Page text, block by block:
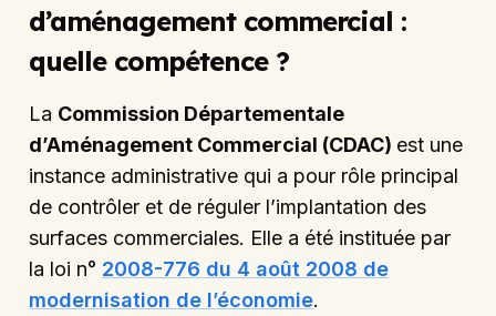
d’aménagement commercial :
quelle compétence ?
La Commission Départementale
d’Aménagement Commercial (CDAC) est une
instance administrative qui a pour rôle principal
de contrôler et de réguler l’implantation des
surfaces commerciales. Elle a été instituée par
la loi n° 2008-776 du 4 août 2008 de
modernisation de l’économie.